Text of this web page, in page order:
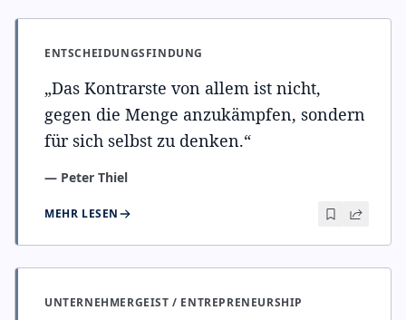
ENTSCHEIDUNGSFINDUNG
„Das Kontrarste von allem ist nicht,
gegen die Menge anzukämpfen, sondern
für sich selbst zu denken.“
— Peter Thiel
MEHR LESEN
UNTERNEHMERGEIST / ENTREPRENEURSHIP